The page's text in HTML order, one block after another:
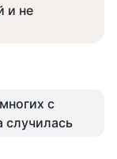
и не
с
случилась